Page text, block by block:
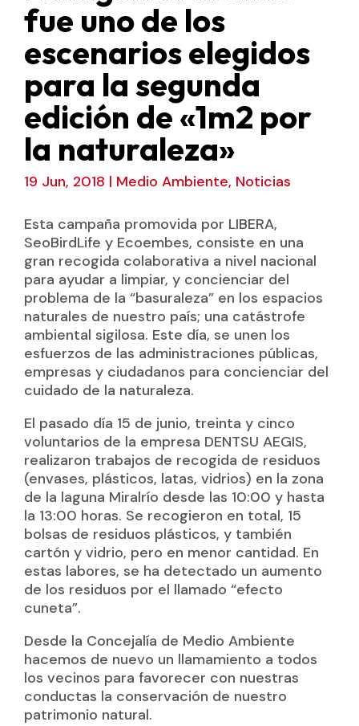
fue uno de los
escenarios elegidos
para la segunda
edición de «1m2 por
la naturaleza»
19 Jun, 2018 | Medio Ambiente, Noticias
Esta campaña promovida por LIBERA,
SeoBirdLife y Ecoembes, consiste en una
gran recogida colaborativa a nivel nacional
para ayudar a limpiar, y concienciar del
problema de la “basuraleza” en los espacios
naturales de nuestro país; una catástrofe
ambiental sigilosa. Este día, se unen los
esfuerzos de las administraciones públicas,
empresas y ciudadanos para concienciar del
cuidado de la naturaleza.
El pasado día 15 de junio, treinta y cinco
voluntarios de la empresa DENTSU AEGIS,
realizaron trabajos de recogida de residuos
(envases, plásticos, latas, vidrios) en la zona
de la laguna Miralrío desde las 10:00 y hasta
la 13:00 horas. Se recogieron en total, 15
bolsas de residuos plásticos, y también
cartón y vidrio, pero en menor cantidad. En
estas labores, se ha detectado un aumento
de los residuos por el llamado “efecto
cuneta”.
Desde la Concejalía de Medio Ambiente
hacemos de nuevo un llamamiento a todos
los vecinos para favorecer con nuestras
conductas la conservación de nuestro
patrimonio natural.